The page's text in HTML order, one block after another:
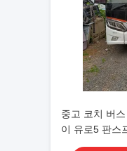
중고 코치 버
이 유로5 판스
리 에어컨 셔